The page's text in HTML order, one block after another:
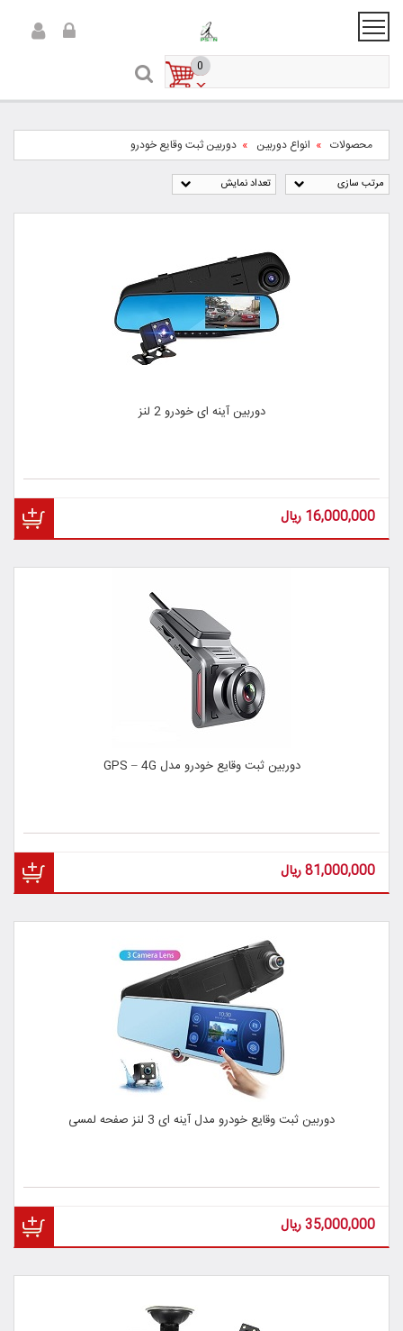
0
محصولات انواع دوربین دوربین ثبت وقایع خودرو
مرتب سازی تعداد نمایش
دوربین آینه ای خودرو 2 لنز
16,000,000 ریال
دوربین ثبت وقایع خودرو مدل GPS – 4G
81,000,000ریال
دوربین ثبت وقایع خودرو مدل آینه ای 3 لنز صفحه لمسی
35,000,000ریال